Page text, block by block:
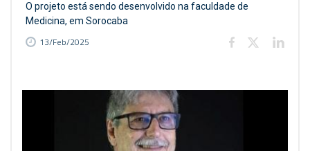
O projeto está sendo desenvolvido na faculdade de
Medicina, em Sorocaba
13/Feb/2025